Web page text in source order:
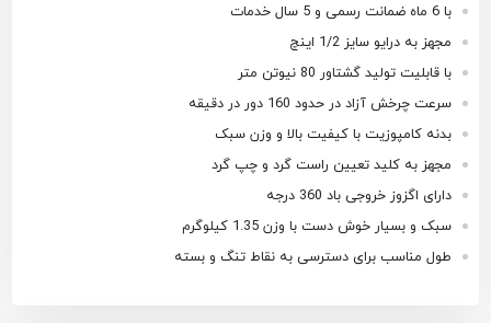
با 6 ماه ضمانت رسمی و 5 سال خدمات
مجهز به درایو سایز 1/2 اینچ
با قابلیت تولید گشتاور 80 نیوتن متر
سرعت چرخش آزاد در حدود 160 دور در دقیقه
بدنه کامپوزیت با کیفیت بالا و وزن سبک
مجهز به کلید تعیین راست گرد و چپ گرد
دارای اگزوز خروجی باد 360 درجه
سبک و بسیار خوش دست با وزن 1.35 کیلوگرم
طول مناسب برای دسترسی به نقاط تنگ و بسته